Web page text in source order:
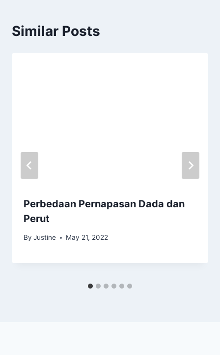
Similar Posts
Perbedaan Pernapasan Dada dan
Perut
By Justine May 21, 2022